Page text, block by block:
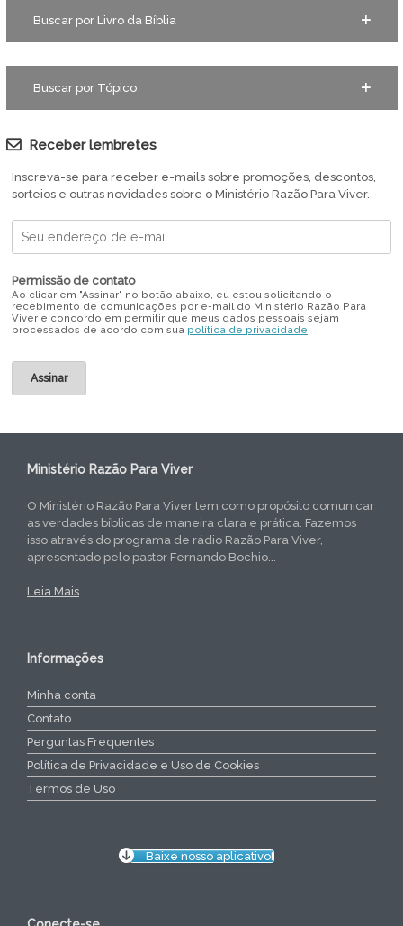
Buscar por Livro da Bíblia
Buscar por Tópico
Receber lembretes
Inscreva-se para receber e-mails sobre promoções, descontos,
sorteios e outras novidades sobre o Ministério Razão Para Viver.
Permissão de contato
Ao clicar em "Assinar" no botão abaixo, eu estou solicitando o
recebimento de comunicações por e-mail do Ministério Razão Para
Viver e concordo em permitir que meus dados pessoais sejam
processados de acordo com sua política de privacidade.
Ministério Razão Para Viver
O Ministério Razão Para Viver tem como propósito comunicar
as verdades bíblicas de maneira clara e prática. Fazemos
isso através do programa de rádio Razão Para Viver,
apresentado pelo pastor Fernando Bochio...
Leia Mais.
Informações
Minha conta
Contato
Perguntas Frequentes
Política de Privacidade e Uso de Cookies
Termos de Uso
Baixe nosso aplicativo!